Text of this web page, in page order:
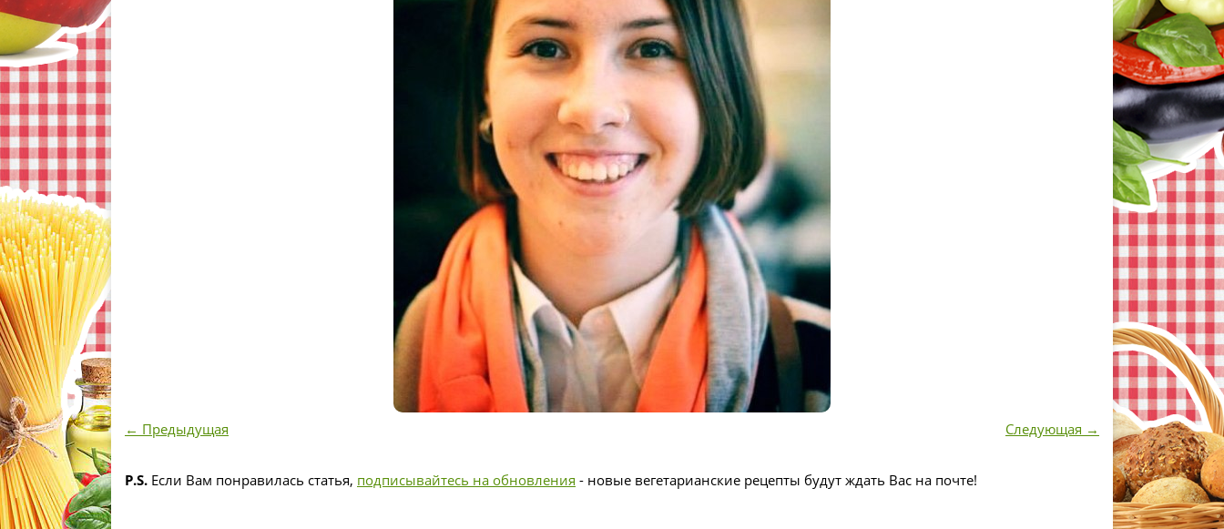
← Предыдущая Следующая →
P.S. Если Вам понравилась статья, подписывайтесь на обновления - новые вегетарианские рецепты будут ждать Вас на почте!